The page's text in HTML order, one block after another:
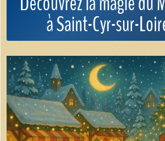
à Saint-Cyr-sur-